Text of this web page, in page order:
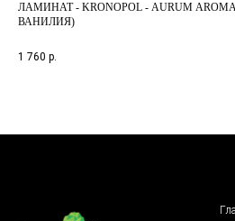
ЛАМИНАТ - KRONOPOL - AURUM
ВАНИЛИЯ)
1 760 р.